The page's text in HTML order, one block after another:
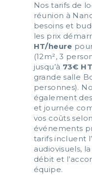
Nos tarifs de
réunion à
besoins et
les prix
HT/heure
(12m², 3
jusqu’à 73€
grande salle
personnes).
également
et journée
vos coûts
événements
tarifs incluent
audiovisuels,
débit et
équipe.